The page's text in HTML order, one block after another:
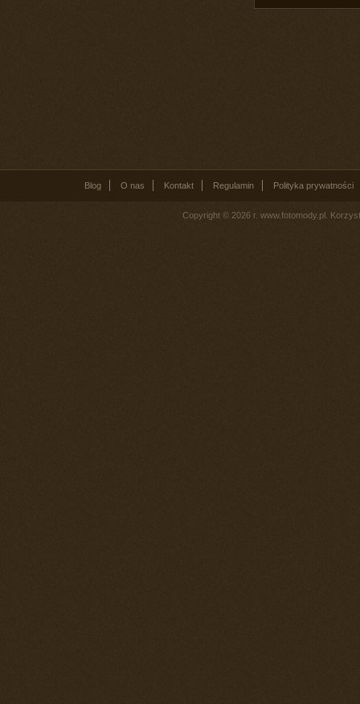
Blog O nas Kontakt Regulamin Polityka prywatności
Copyright © 2026 r. www.fotomody.pl.